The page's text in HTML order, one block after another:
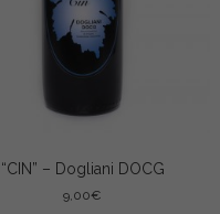
“CIN” – Dogliani DOCG
9,00€